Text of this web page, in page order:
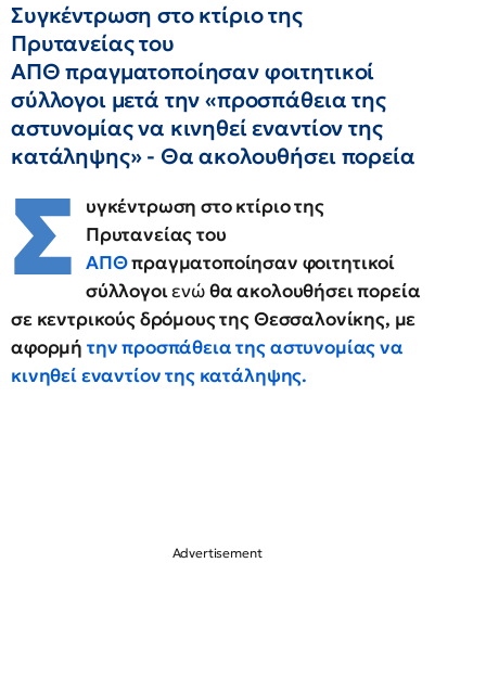
Συγκέντρωση στο κτίριο της
Πρυτανείας του
ΑΠΘ πραγματοποίησαν φοιτητικοί
σύλλογοι μετά την «προσπάθεια της
αστυνομίας να κινηθεί εναντίον της
κατάληψης» - Θα ακολουθήσει πορεία
Σ
υγκέντρωση στο κτίριο της
Πρυτανείας του
ΑΠΘπραγματοποίησαν φοιτητικοί
σύλλογοιενώθα ακολουθήσει πορεία
σε κεντρικούς δρόμους της Θεσσαλονίκης, με
αφορμή την προσπάθεια της αστυνομίας να
κινηθεί εναντίον της κατάληψης.